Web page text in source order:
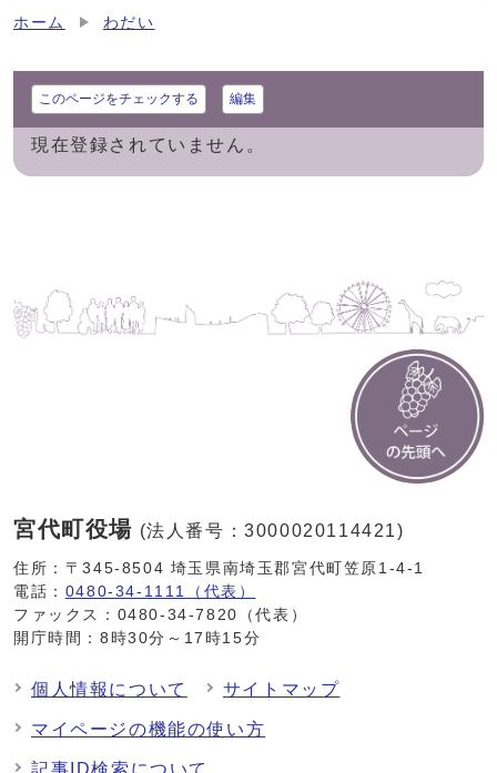
ホーム わだい
このページをチェックする 編集
現在登録されていません。
宮代町役場 (法人番号：3000020114421)
住所：〒345-8504 埼玉県南埼玉郡宮代町笠原1-4-1
電話： 0480-34-1111（代表）
ファックス：0480-34-7820（代表）
開庁時間：8時30分～17時15分
個人情報について サイトマップ
マイページの機能の使い方